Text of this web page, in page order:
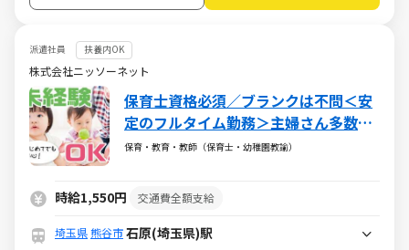
派遣社員 扶養内OK
株式会社ニッソーネット
保育士資格必須／ブランクは不問＜安
定のフルタイム勤務＞主婦さん多数活
躍中♪
保育・教育・教師（保育士・幼稚園教諭）
時給1,550円 交通費全額支給
埼玉県熊谷市石原(埼玉県)駅